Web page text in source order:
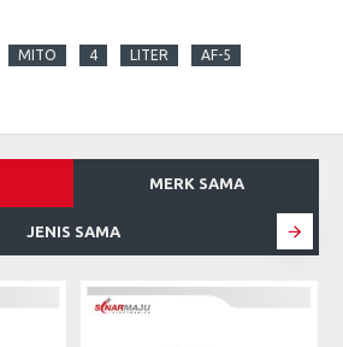
MITO 4 LITER AF-5
MERK SAMA
JENIS SAMA